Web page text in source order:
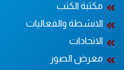
مكتبة الكتب
الانشطة والفعاليات
الاتحادات
معرض الصور